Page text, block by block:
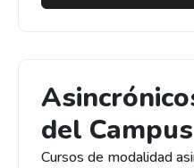
del
Cursos de modalidad